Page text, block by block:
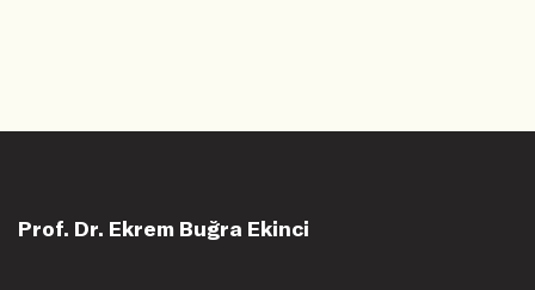
Prof. Dr. Ekrem Buğra Ekinci